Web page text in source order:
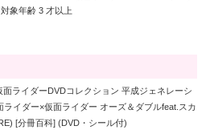
象年齢 3 才以上
面ライダーDVDコレクション 平成ジェネレーシ
ライダー×仮面ライダー オーズ＆ダブルfeat.スカ
[分冊百科] (DVD・シール付)